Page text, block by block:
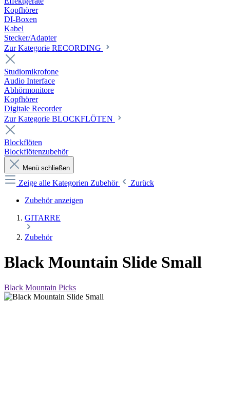
Kopfhörer
DI-Boxen
Kabel
Stecker/Adapter
Zur Kategorie RECORDING
Studiomikrofone
Audio Interface
Abhörmonitore
Kopfhörer
Digitale Recorder
Zur Kategorie BLOCKFLÖTEN
Blockflöten
Blockflötenzubehör
Menü schließen
Zeige alle Kategorien Zubehör
Zurück
Zubehör anzeigen
GITARRE
Zubehör
Black Mountain Slide Small
Black Mountain Picks